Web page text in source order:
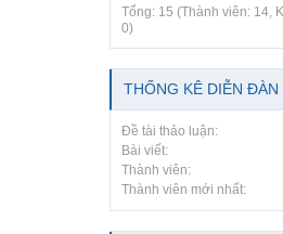
Tổng: 15 (Thành viên: 14,
0)
THỐNG KÊ DIỄN ĐÀN
Đề tài thảo luận:
Bài viết:
Thành viên:
Thành viên mới nhất: